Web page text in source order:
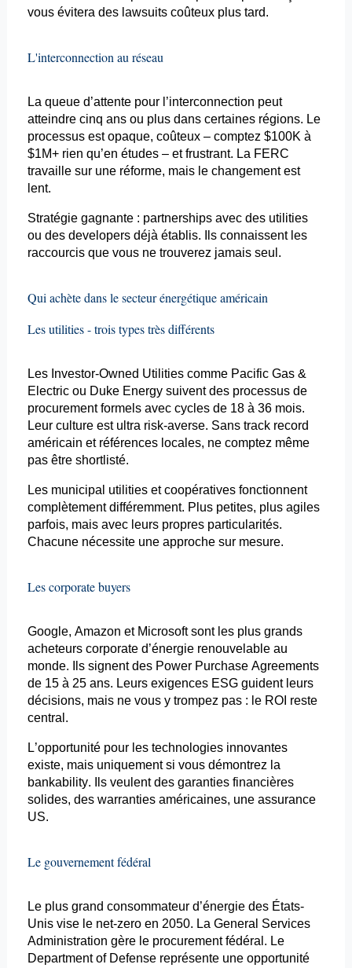
vous évitera des lawsuitscoûteux plus tard.
L'interconnectionau réseau
La queue d’attente pour l’interconnection peut
atteindre cinq ans ou plus dans certaines régions. Le
processus est opaque, coûteux – comptez $100K à
$1M+ rien qu’en études – et frustrant. La FERC
travaille sur une réforme, mais le changement est
lent.
Stratégie gagnante : partnerships avec des utilities
ou des developersdéjà établis. Ils connaissent les
raccourcis que vous ne trouverez jamais seul.
Qui achète dans le secteur énergétique américain
Les utilities - trois types très différents
Les Investor-Owned Utilities comme Pacific Gas &
Electric ou Duke Energy suivent des processus de
procurementformels avec cycles de 18 à 36 mois.
Leur culture est ultra risk-averse. Sans trackrecord
américain et références locales, ne comptez même
pas être shortlisté.
Les municipal utilities et coopératives fonctionnent
complètement différemment. Plus petites, plus agiles
parfois, mais avec leurs propres particularités.
Chacune nécessite une approche sur mesure.
Lescorporate buyers
Google, Amazon et Microsoft sont les plus grands
acheteurs corporated’énergie renouvelable au
monde. Ils signent des Power Purchase Agreements
de 15 à 25 ans. Leurs exigences ESG guident leurs
décisions, mais ne vous y trompez pas : le ROI reste
central.
L’opportunité pour les technologies innovantes
existe, mais uniquement si vous démontrez la
bankability. Ils veulent des garanties financières
solides, des warrantiesaméricaines, une assurance
US.
Le gouvernement fédéral
Le plus grand consommateur d’énergie des États-
Unis vise le net-zeroen 2050. La General Services
Administration gère le procurementfédéral. Le
Departmentof Defensereprésente une opportunité